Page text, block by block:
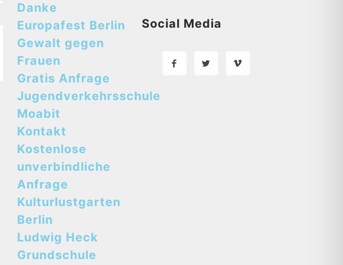
Danke
Europafest Berlin
Gewalt gegen
Frauen
Gratis Anfrage
Jugendverkehrsschule
Moabit
Kontakt
Kostenlose
unverbindliche
Anfrage
Kulturlustgarten
Berlin
Ludwig Heck
Grundschule
Social Media